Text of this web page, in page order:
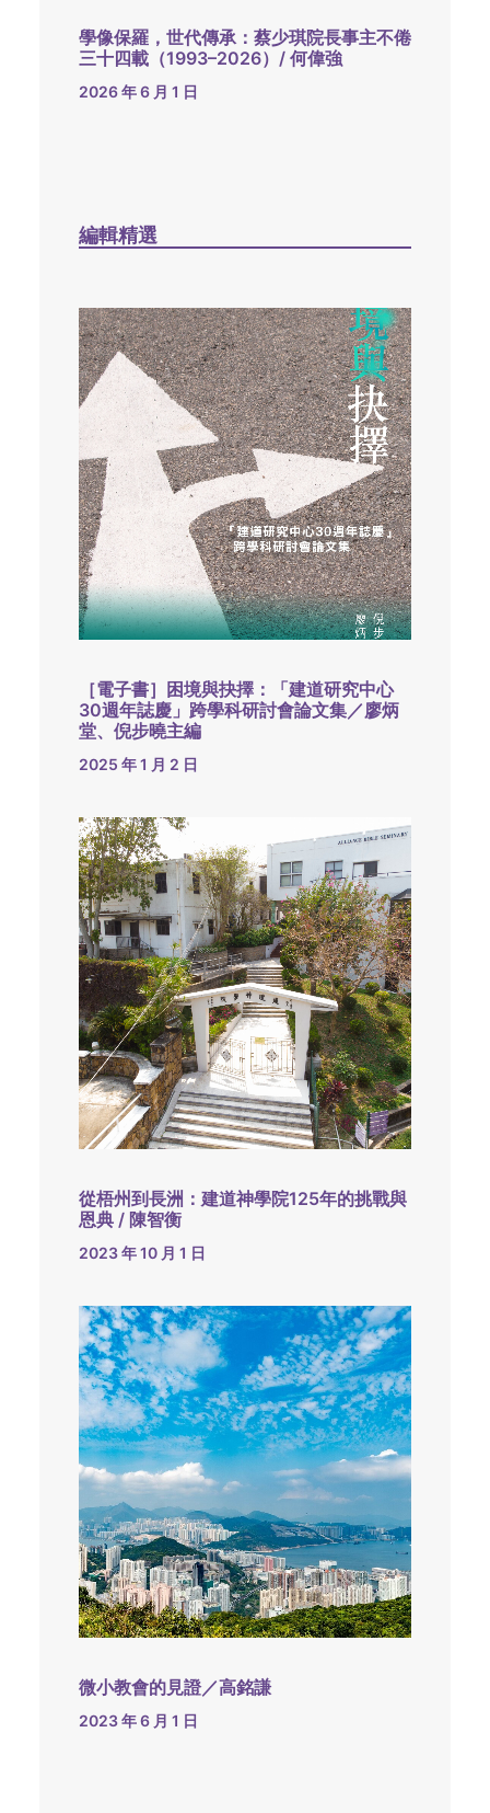
學像保羅，世代傳承：蔡少琪院長事主不倦
三十四載（1993–2026）/ 何偉強
2026 年 6 月 1 日
編輯精選
［電子書］困境與抉擇：「建道研究中心
30週年誌慶」跨學科研討會論文集／廖炳
堂、倪步曉主編
2025 年 1 月 2 日
從梧州到長洲：建道神學院125年的挑戰與
恩典 / 陳智衡
2023 年 10 月 1 日
微小教會的見證／高銘謙
2023 年 6 月 1 日